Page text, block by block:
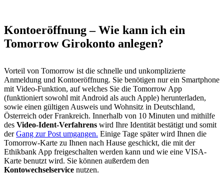
Kontoeröffnung – Wie kann ich ein
Tomorrow Girokonto anlegen?
Vorteil von Tomorrow ist die schnelle und unkomplizierte
Anmeldung und Kontoeröffnung. Sie benötigen nur ein Smartphone
mit Video-Funktion, auf welches Sie die Tomorrow App
(funktioniert sowohl mit Android als auch Apple) herunterladen,
sowie einen gültigen Ausweis und Wohnsitz in Deutschland,
Österreich oder Frankreich. Innerhalb von 10 Minuten und mithilfe
des Video-Ident-Verfahrens wird Ihre Identität bestätigt und somit
derGang zur Post umgangen. Einige Tage später wird Ihnen die
Tomorrow-Karte zu Ihnen nach Hause geschickt, die mit der
Ethikbank App freigeschalten werden kann und wie eine VISA-
Karte benutzt wird. Sie können außerdem den
Kontowechselservice nutzen.